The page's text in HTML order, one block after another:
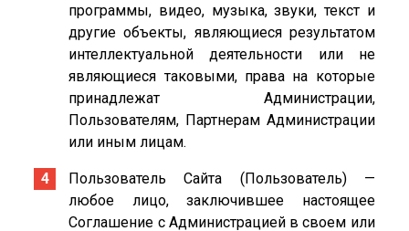
программы, видео, музыка, звуки, текст и
другие объекты, являющиеся результатом
интеллектуальной деятельности или не
являющиеся таковыми, права на которые
принадлежат Администрации,
Пользователям, Партнерам Администрации
или иным лицам.
Пользователь Сайта (Пользователь) —
любое лицо, заключившее настоящее
Соглашение с Администрацией в своем или